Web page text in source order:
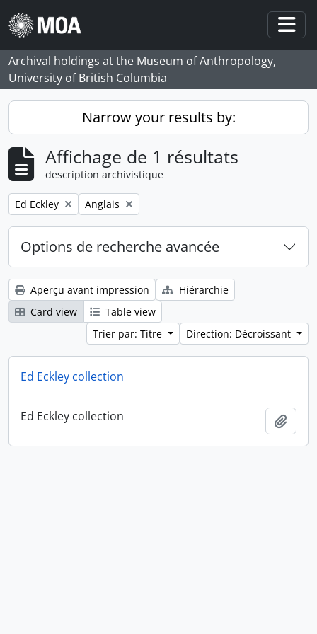
Skip to main content
Archival holdings at the Museum of Anthropology,
University of British Columbia
Narrow your results by:
Affichage de 1 résultats
description archivistique
Remove filter:
Ed Eckley Remove filter:
Anglais
Options de recherche avancée
Aperçu avant impression
Hiérarchie
Card view
Table view
Trier par: Titre
Direction: Décroissant
Ed Eckley collection
Ed Eckley collection